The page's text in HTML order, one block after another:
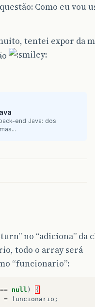
Como eu vou
tentei expor da
end Java: dos
no “adiciona” da
todo o array será
“funcionario”:
== null )
{
= funcionario ;